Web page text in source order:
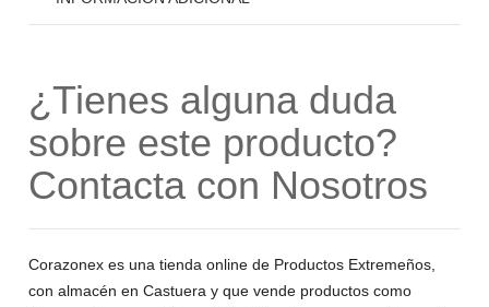
¿Tienes alguna duda
sobre este producto?
Contacta con Nosotros
Corazonex es una tienda online de Productos Extremeños,
con almacén en Castuera y que vende productos como